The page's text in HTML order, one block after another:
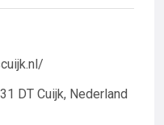
DT Cuijk, Nederland